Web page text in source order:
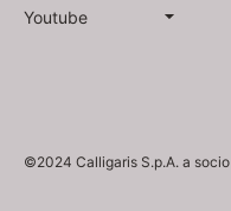
Youtube
©2024 Calligaris S.p.A. a